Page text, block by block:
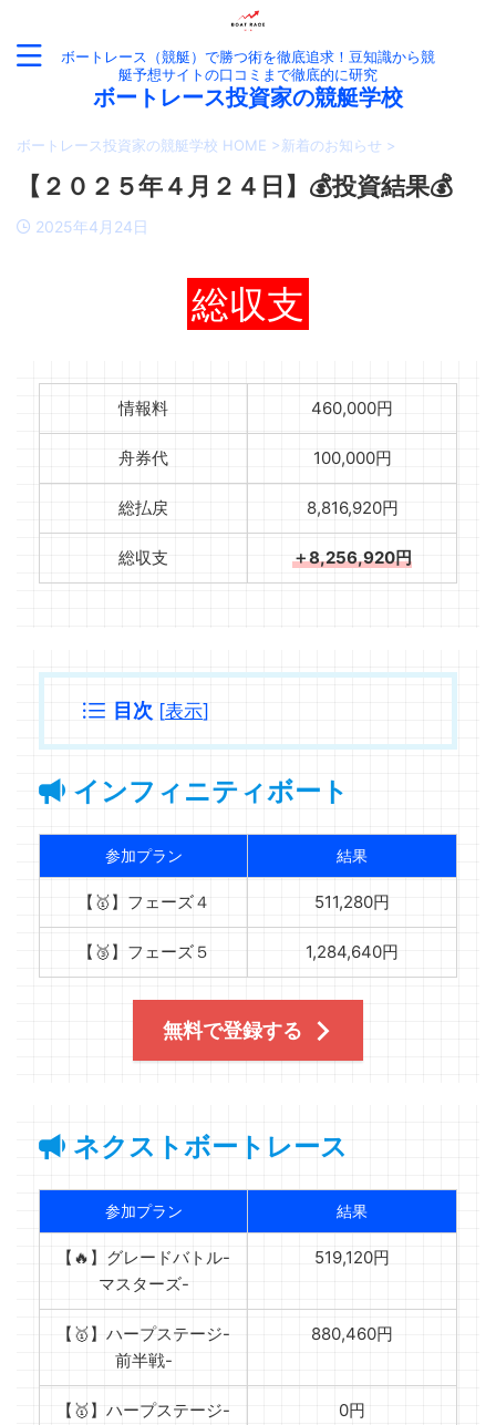
ボートレース（競艇）で勝つ術を徹底追求！豆知識から競
艇予想サイトの口コミまで徹底的に研究
ボートレース投資家の競艇学校
ボートレース投資家の競艇学校 HOME >新着のお知らせ >
【２０２５年４月２４日】💰投資結果💰
2025年4月24日
総収支
情報料 460,000円
舟券代 100,000円
総払戻 8,816,920円
総収支 ＋8,256,920円
目次 [表示]
インフィニティボート
参加プラン 結果
【🥇】フェーズ４ 511,280円
【🥉】フェーズ５ 1,284,640円
無料で登録する
ネクストボートレース
参加プラン 結果
【🔥】グレードバトル-
マスターズ-
519,120円
【🥇】ハープステージ-
前半戦-
880,460円
【🥇】ハープステージ-
0円